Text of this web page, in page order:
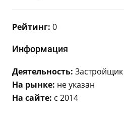
Рейтинг: 0
Информация
Деятельность: Застройщик
На рынке: не указан
На сайте: с 2014